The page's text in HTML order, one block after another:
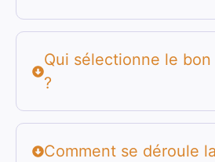
Qui sélectionne le
?
Comment se déroule